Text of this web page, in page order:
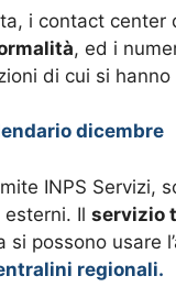
i contact center
, ed i
di cui si hanno
dicembre
INPS Servizi,
Il servizio
si possono usare
regionali.